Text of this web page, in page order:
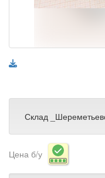
Склад
Цена б/у